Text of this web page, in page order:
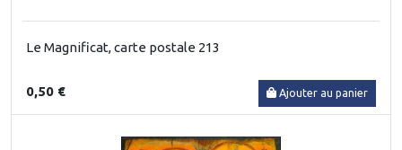
Le Magnificat, carte postale 213
0,50 € Ajouter au panier